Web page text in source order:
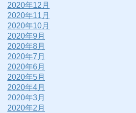
2020年12月
2020年11月
2020年10月
2020年9月
2020年8月
2020年7月
2020年6月
2020年5月
2020年4月
2020年3月
2020年2月